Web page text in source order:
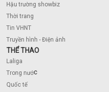
Hậu trường showbiz
Thời trang
Tin VHNT
Truyền hình - Điện ảnh
THỂ THAO
Laliga
Trong nước
Quốc tế